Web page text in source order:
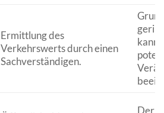
Ermittlung des
Verkehrswerts durch einen
Sachverständigen.
kann